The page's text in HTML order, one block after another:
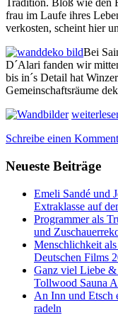
Tradition. Bloß wie den
frau im Laufe ihres
verkosten, scheint hier
Bei
D´Alari fanden wir
bis in´s Detail hat
Gemeinschaftsräume
Das
des
auf
´s
Weingut
der
Provence
Schreibe einen
Neueste Beiträge
Emeli Sandé und
Extraklasse auf
Programmer als
und
Menschlichkeit
Deutschen Films
Ganz viel Liebe
Tollwood Sauna
An Inn und Etsch
radeln